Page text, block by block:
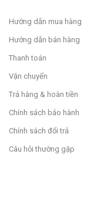
Hướng dẫn mua hàng
Hướng dẫn bán hàng
Thanh toán
Vận chuyển
Trả hàng & hoàn tiền
Chính sách bảo hành
Chính sách đổi trả
Câu hỏi thường gặp